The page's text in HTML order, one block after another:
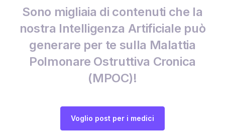
Sono migliaia di contenuti che la
nostra Intelligenza Artificiale può
generare per te sulla Malattia
Polmonare Ostruttiva Cronica
(MPOC)!
Voglio post per i medici